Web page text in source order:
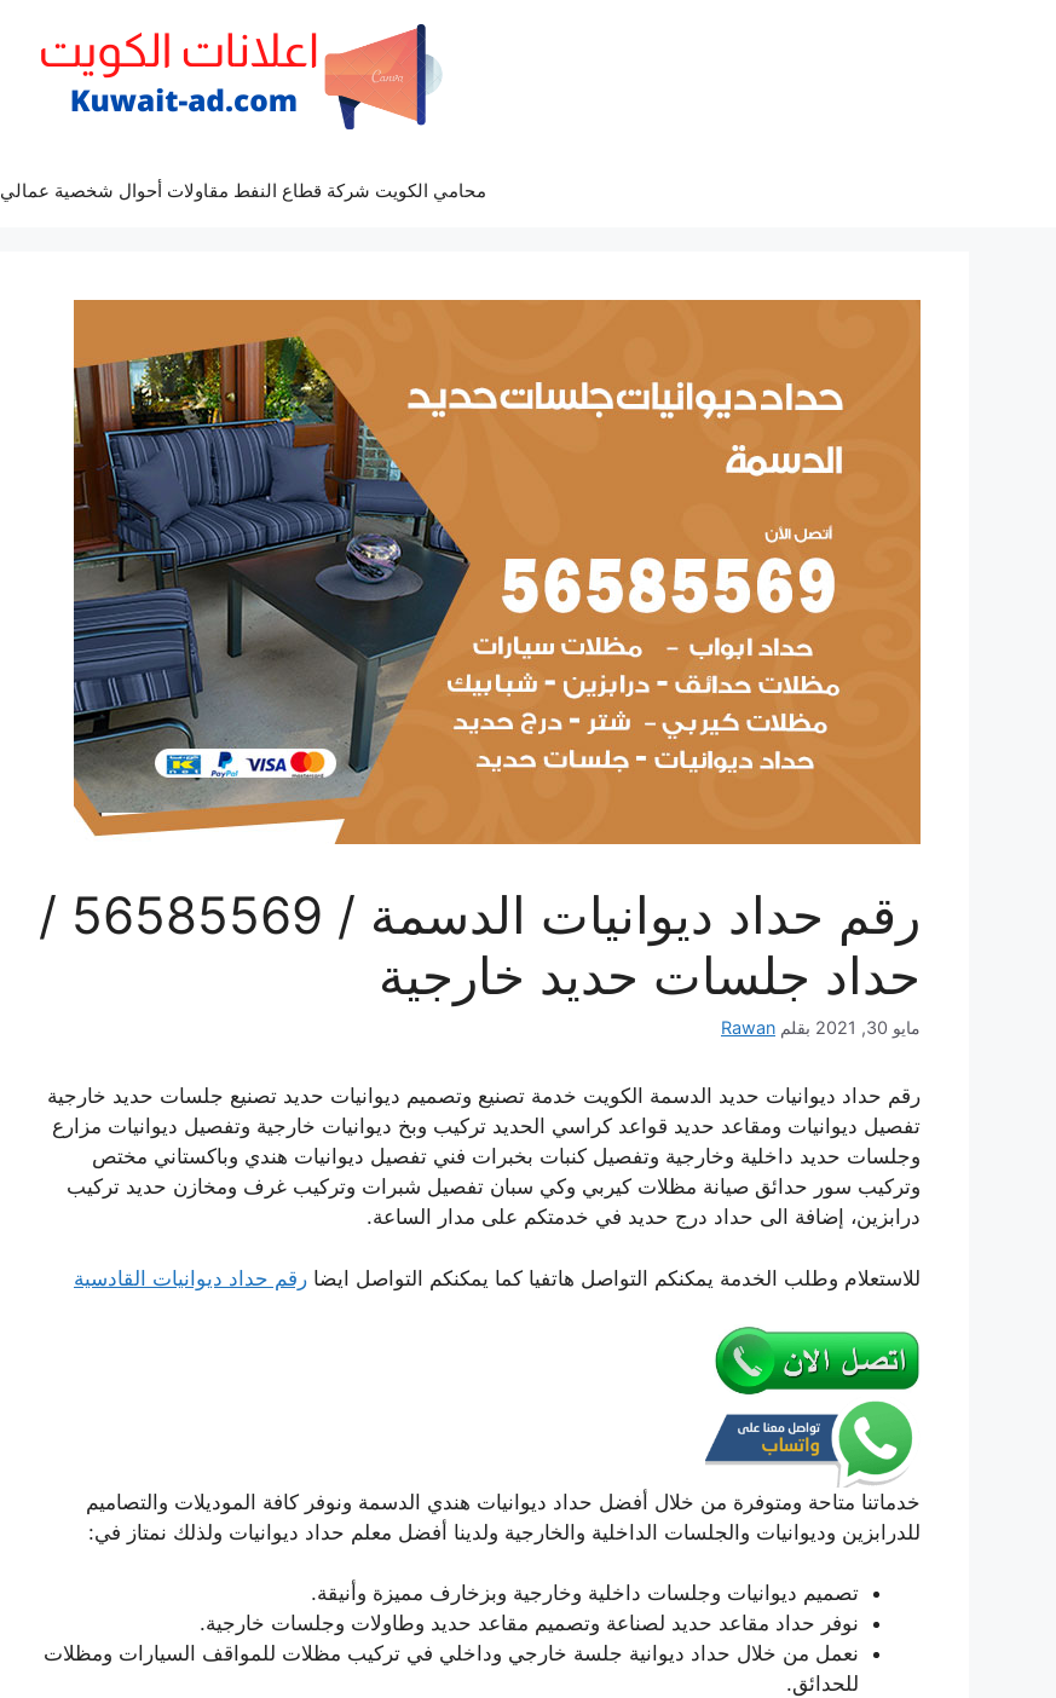
محامي الكويت شركة قطاع النفط مقاولات أحوال شخصية عمالي
رقم حداد ديوانيات الدسمة / 56585569 /
حداد جلسات حديد خارجية
مايو 30, 2021 بقلم Rawan
رقم حداد ديوانيات حديد الدسمة الكويت خدمة تصنيع وتصميم ديوانيات حديد تصنيع جلسات حديد خارجية
تفصيل ديوانيات ومقاعد حديد قواعد كراسي الحديد تركيب وبخ ديوانيات خارجية وتفصيل ديوانيات مزارع
وجلسات حديد داخلية وخارجية وتفصيل كنبات بخبرات فني تفصيل ديوانيات هندي وباكستاني مختص
وتركيب سور حدائق صيانة مظلات كيربي وكي سبان تفصيل شبرات وتركيب غرف ومخازن حديد تركيب
درابزين، إضافة الى حداد درج حديد في خدمتكم على مدار الساعة.
للاستعلام وطلب الخدمة يمكنكم التواصل هاتفيا كما يمكنكم التواصل ايضا رقم حداد ديوانيات القادسية
خدماتنا متاحة ومتوفرة من خلال أفضل حداد ديوانيات هندي الدسمة ونوفر كافة الموديلات والتصاميم
للدرابزين وديوانيات والجلسات الداخلية والخارجية ولدينا أفضل معلم حداد ديوانيات ولذلك نمتاز في:
تصميم ديوانيات وجلسات داخلية وخارجية وبزخارف مميزة وأنيقة.
نوفر حداد مقاعد حديد لصناعة وتصميم مقاعد حديد وطاولات وجلسات خارجية.
نعمل من خلال حداد ديوانية جلسة خارجي وداخلي في تركيب مظلات للمواقف السيارات ومظلات
للحدائق.